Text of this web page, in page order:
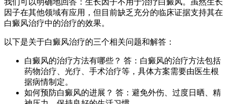
我们可以明确地回答：生长因子不用于治疗白癜风。虽然生长
因子在其他领域有应用，但目前缺乏充分的临床证据支持其在
白癜风治疗中的治疗的效果。
以下是关于白癜风治疗的三个相关问题和解答：
白癜风的治疗方法有哪些？ 答：白癜风的治疗方法包括
药物治疗、光疗、手术治疗等，具体方案需要由医生根
据病情制定。
如何预防白癜风的进展？ 答：避免外伤、过度日晒、精